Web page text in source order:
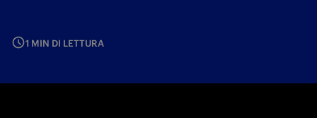
1 MIN DI LETTURA